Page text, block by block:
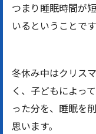
つまり睡眠時間が
いるということです
冬休み中はクリス
く、子どもによっ
った分を、睡眠を
思います。